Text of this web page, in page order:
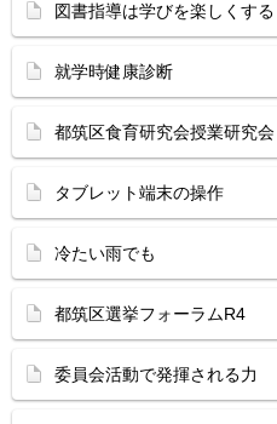
図書指導は学びを楽しくする
就学時健康診断
都筑区食育研究会授業研究会
タブレット端末の操作
冷たい雨でも
都筑区選挙フォーラムR4
委員会活動で発揮される力